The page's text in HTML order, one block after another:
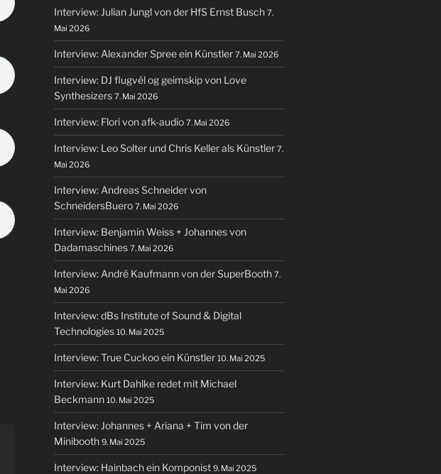
Interview: Julian Jungl von der HfS Ernst Busch 7.
Mai 2026
Interview: Alexander Spree ein Künstler 7. Mai 2026
Interview: DJ flugvél og geimskip von Love
Synthesizers 7. Mai 2026
Interview: Flori von afk-audio 7. Mai 2026
Interview: Leo Solter und Chris Keller als Künstler 7.
Mai 2026
Interview: Andreas Schneider von
SchneidersBuero 7. Mai 2026
Interview: Benjamin Weiss + Johannes von
Dadamaschines 7. Mai 2026
Interview: André Kaufmann von der SuperBooth 7.
Mai 2026
Interview: dBs Institute of Sound & Digital
Technologies 10. Mai 2025
Interview: True Cuckoo ein Künstler 10. Mai 2025
Interview: Kurt Dahlke redet mit Michael
Beckmann 10. Mai 2025
Interview: Johannes + Ariana + Tim von der
Minibooth 9. Mai 2025
Interview: Hainbach ein Komponist 9. Mai 2025